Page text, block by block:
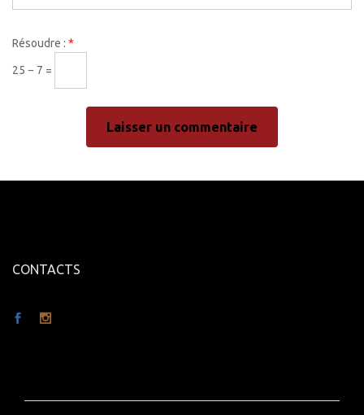
Résoudre : *
25 − 7 =
CONTACTS